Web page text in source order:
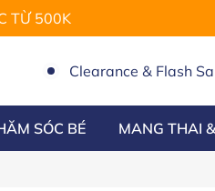
TỪ 500K
Clearance & Flash
SÓC BÉ MANG THAI